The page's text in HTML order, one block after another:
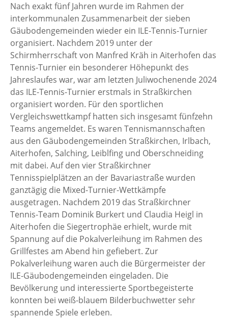
Nach exakt fünf Jahren wurde im Rahmen der
interkommunalen Zusammenarbeit der sieben
Gäubodengemeinden wieder ein ILE-Tennis-Turnier
organisiert. Nachdem 2019 unter der
Schirmherrschaft von Manfred Kräh in Aiterhofen das
Tennis-Turnier ein besonderer Höhepunkt des
Jahreslaufes war, war am letzten Juliwochenende 2024
das ILE-Tennis-Turnier erstmals in Straßkirchen
organisiert worden. Für den sportlichen
Vergleichswettkampf hatten sich insgesamt fünfzehn
Teams angemeldet. Es waren Tennismannschaften
aus den Gäubodengemeinden Straßkirchen, Irlbach,
Aiterhofen, Salching, Leiblfing und Oberschneiding
mit dabei. Auf den vier Straßkirchner
Tennisspielplätzen an der Bavariastraße wurden
ganztägig die Mixed-Turnier-Wettkämpfe
ausgetragen. Nachdem 2019 das Straßkirchner
Tennis-Team Dominik Burkert und Claudia Heigl in
Aiterhofen die Siegertrophäe erhielt, wurde mit
Spannung auf die Pokalverleihung im Rahmen des
Grillfestes am Abend hin gefiebert. Zur
Pokalverleihung waren auch die Bürgermeister der
ILE-Gäubodengemeinden eingeladen. Die
Bevölkerung und interessierte Sportbegeisterte
konnten bei weiß-blauem Bilderbuchwetter sehr
spannende Spiele erleben.